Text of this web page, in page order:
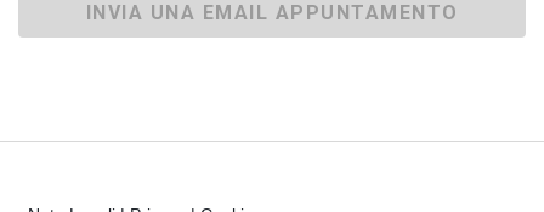
INVIA UNA EMAIL APPUNTAMENTO